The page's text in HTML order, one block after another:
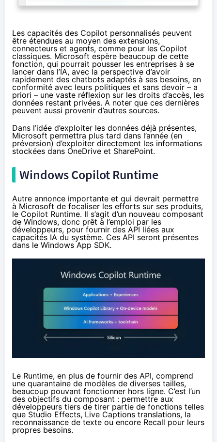
Les capacités des Copilot personnalisés peuvent
être étendues au moyen des extensions,
connecteurs et agents, comme pour les Copilot
classiques. Microsoft espère beaucoup de cette
fonction, qui pourrait pousser les entreprises à se
lancer dans l’IA, avec la perspective d’avoir
rapidement des chatbots adaptés à ses besoins, en
conformité avec leurs politiques et sans devoir – a
priori – une vaste réflexion sur les droits d’accès, les
données restant privées. À noter que ces dernières
peuvent aussi provenir d’autres sources.
Dans l’idée d’exploiter les données déjà présentes,
Microsoft permettra plus tard dans l’année (en
préversion) d’exploiter directement les informations
stockées dans OneDrive et SharePoint.
Windows Copilot Runtime
Autre annonce importante et qui devrait permettre
à Microsoft de focaliser les efforts sur ses produits,
le Copilot Runtime. Il s’agit d’un nouveau composant
de Windows, donc prêt à l’emploi par les
développeurs, pour fournir des API liées aux
capacités IA du système. Ces API seront présentes
dans le Windows App SDK.
Le Runtime, en plus de fournir des API, comprend
une quarantaine de modèles de diverses tailles,
beaucoup pouvant fonctionner hors ligne. C’est l’un
des objectifs du composant : permettre aux
développeurs tiers de tirer partie de fonctions telles
que Studio Effects, Live Captions translations, la
reconnaissance de texte ou encore Recall pour leurs
propres besoins.